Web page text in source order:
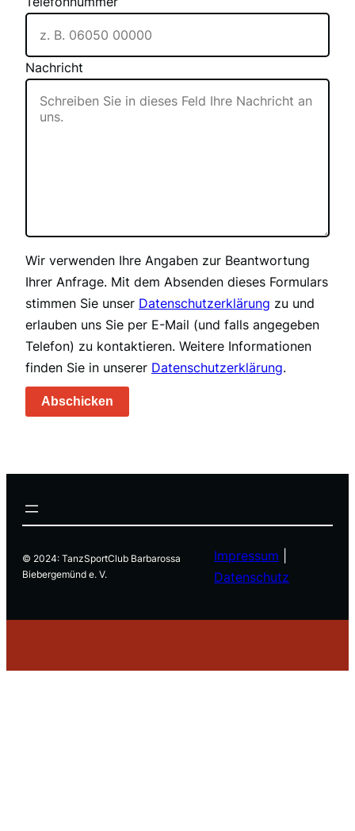
Nachricht
Wir verwenden Ihre Angaben zur Beantwortung
Ihrer Anfrage. Mit dem Absenden dieses Formulars
stimmen Sie unser Datenschutzerklärung zu und
erlauben uns Sie per E-Mail (und falls angegeben
Telefon) zu kontaktieren. Weitere Informationen
finden Sie in unserer Datenschutzerklärung.
Abschicken
© 2024: TanzSportClub Barbarossa
Biebergemünd e. V.
Impressum
Datenschutz